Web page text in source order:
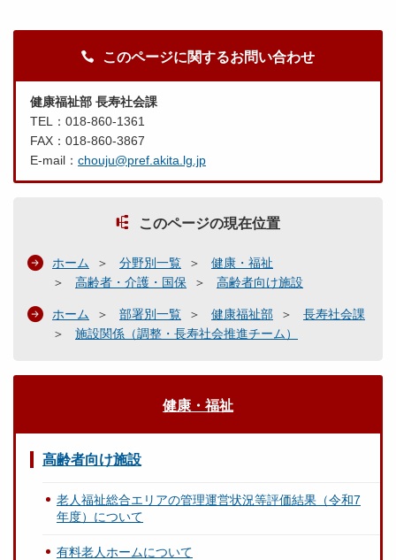
このページに関するお問い合わせ
健康福祉部 長寿社会課
TEL：018-860-1361
FAX：018-860-3867
E-mail： chouju@pref.akita.lg.jp
このページの現在位置
ホーム 分野別一覧
健康・福祉
高齢者・介護・国保
高齢者向け施設
ホーム 部署別一覧 健康福祉部
長寿社会課
施設関係（調整・長寿社会推進チーム）
健康・福祉
高齢者向け施設
老人福祉総合エリアの管理運営状況等評価結果（令和7
年度）について
有料老人ホームについて